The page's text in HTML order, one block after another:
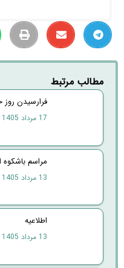
مطالب مرتبط
فرارسیدن روز
17 مرداد 1405
مراسم
13 مرداد 1405
اطلاعیه
13 مرداد 1405